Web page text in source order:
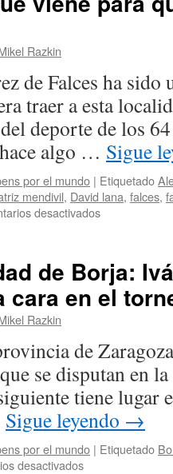
a
competiciones
deja
a
Gorka
González
como
campeón
Razkin
de Falces ha sido
traer a esta
deporte de los
algo … Sigue
por el mundo | Etiquetado
mendivil, David lana, falces,
desactivadosen
Falces:
Éxito
participativo
competición
que
viene
para
quedarse
en
el
de Borja:
cara en el
Razkin
de
se disputan en
tiene lugar
Sigue leyendo →
por el mundo | Etiquetado
desactivadosen